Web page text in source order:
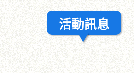
活動訊息